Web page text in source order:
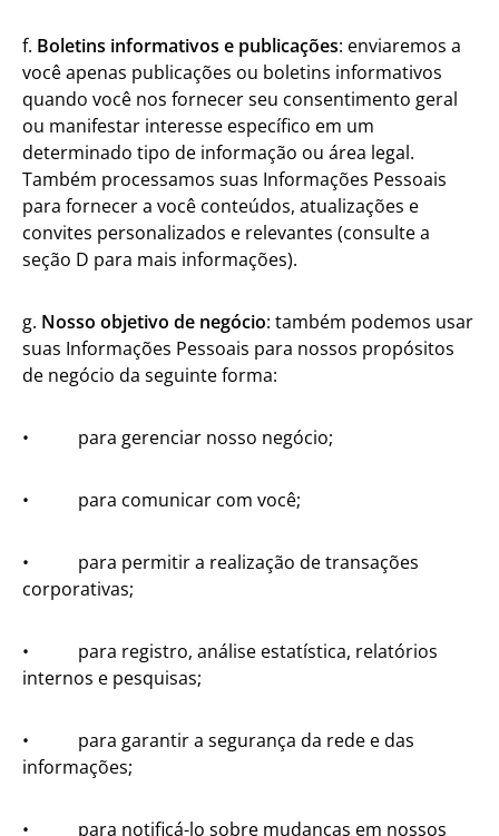
f. Boletins informativos e publicações: enviaremos a
você apenas publicações ou boletins informativos
quando você nos fornecer seu consentimento geral
ou manifestar interesse específico em um
determinado tipo de informação ou área legal.
Também processamos suas Informações Pessoais
para fornecer a você conteúdos, atualizações e
convites personalizados e relevantes (consulte a
seção D para mais informações).
g. Nosso objetivo de negócio: também podemos usar
suas Informações Pessoais para nossos propósitos
de negócio da seguinte forma:
• para gerenciar nosso negócio;
• para comunicar com você;
• para permitir a realização de transações
corporativas;
• para registro, análise estatística, relatórios
internos e pesquisas;
• para garantir a segurança da rede e das
informações;
• para notificá-lo sobre mudanças em nossos